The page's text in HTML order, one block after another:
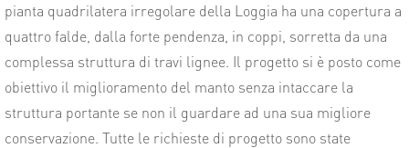
pianta quadrilatera irregolare della Loggia ha una copertura a
quattro falde, dalla forte pendenza, in coppi, sorretta da una
complessa struttura di travi lignee. Il progetto si è posto come
obiettivo il miglioramento del manto senza intaccare la
struttura portante se non il guardare ad una sua migliore
conservazione. Tutte le richieste di progetto sono state